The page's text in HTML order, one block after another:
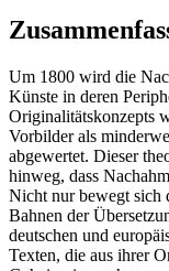
Um 1800 wird die
Künste in deren
Originalitätskonzepts
Vorbilder als
abgewertet. Dieser
hinweg, dass
Nicht nur bewegt sich
Bahnen der
deutschen und
Texten, die aus ihrer